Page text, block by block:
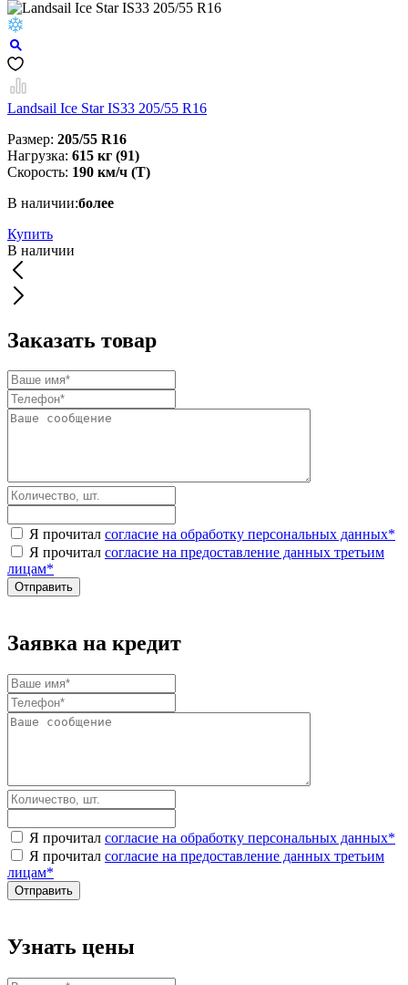
Landsail Ice Star IS33 205/55 R16
Размер: 205/55 R16
Нагрузка: 615 кг (91)
Скорость: 190 км/ч (T)
В наличии:более
Купить
В наличии
Заказать товар
Я прочитал согласие на обработку персональных данных*
Я прочитал согласие на предоставление данных третьим
лицам*
Заявка на кредит
Я прочитал согласие на обработку персональных данных*
Я прочитал согласие на предоставление данных третьим
лицам*
Узнать цены